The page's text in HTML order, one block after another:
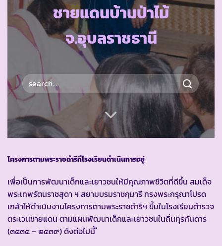
ชายแดนบ้านป่าไม้
จ.อุบลราชธานี
โครงการตามพระราชดำริที่โรงเรียนดำเนินการอยู่
เพื่อเป็นการพัฒนาเด็กและเยาวชนให้มีคุณภาพชีวิตที่ดีขึ้น สมเด็จ
พระเทพรัตนราชสุดา ฯ สยามบรมราชกุมารี ทรงพระกรุณาโปรด
เกล้าให้ดำเนินงานโครงการตามพระราชดำริฯ ขึ้นในโรงเรียนตำรวจ
ตระเวนชายแดน ตามแผนพัฒนาเด็กและเยาวชนในถิ่นทุรกันดาร
(๓๕๓๕ – ๒๕๓๙) ดังต่อไปนี้ ี